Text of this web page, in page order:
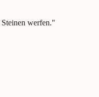
werfen."